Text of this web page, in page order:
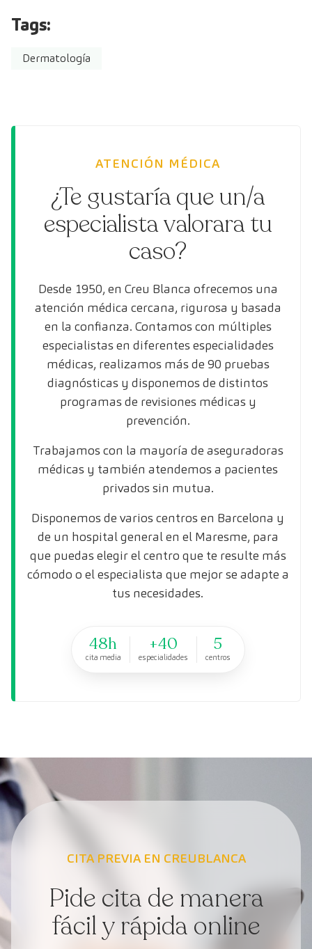
Tags:
Dermatología
ATENCIÓN MÉDICA
¿Te gustaría que un/a
especialista valorara tu
caso?
Desde 1950, en Creu Blanca ofrecemos una
atención médica cercana, rigurosa y basada
en la confianza. Contamos con múltiples
especialistas en diferentes especialidades
médicas, realizamos más de 90 pruebas
diagnósticas y disponemos de distintos
programas de revisiones médicas y
prevención.
Trabajamos con la mayoría de aseguradoras
médicas y también atendemos a pacientes
privados sin mutua.
Disponemos de varios centros en Barcelona y
de un hospital general en el Maresme, para
que puedas elegir el centro que te resulte más
cómodo o el especialista que mejor se adapte a
tus necesidades.
48h
cita media
+40
especialidades
5
centros
CITA PREVIA EN CREUBLANCA
Pide cita de manera
fácil y rápida online